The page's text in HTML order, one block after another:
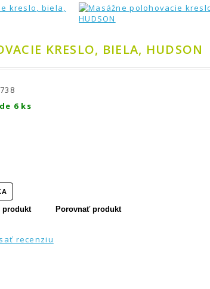
KRESLO, BIELA, HUDSON
6 ks
produkt Porovnať produkt
recenziu